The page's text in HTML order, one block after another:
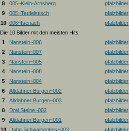
8
005~Klein-Arnsberg pfalzbilder
9
005~Teufelstisch pfalzbilder
10 006~Isenach pfalzbilder
Die 10 Bilder mit den meisten Hits
1
Nanstein~006 pfalzbilder
2
Nanstein~007 pfalzbilder
3
Nanstein~005 pfalzbilder
4
Nanstein~008 pfalzbilder
5
Nanstein~004 pfalzbilder
6
Altdahner Burgen~002 pfalzbilder
7
Altdahner Burgen~003 pfalzbilder
8
Drei Steine~002 pfalzbilder
9
Altdahner Burgen~001 pfalzbilder
10
Dahn Schwalbenfels~003 pfalzbilder